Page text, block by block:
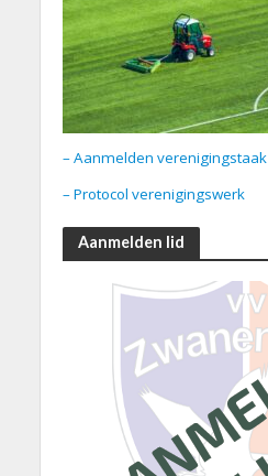
– Aanmelden verenigingstaak
– Protocol verenigingswerk
Aanmelden lid